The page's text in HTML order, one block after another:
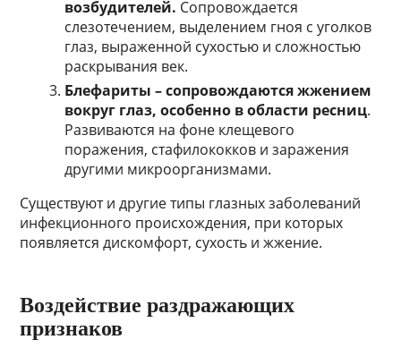
возбудителей. Сопровождается
слезотечением, выделением гноя с уголков
глаз, выраженной сухостью и сложностью
раскрывания век.
Блефариты – сопровождаются жжением
вокруг глаз, особенно в области ресниц.
Развиваются на фоне клещевого
поражения, стафилококков и заражения
другими микроорганизмами.
Существуют и другие типы глазных заболеваний
инфекционного происхождения, при которых
появляется дискомфорт, сухость и жжение.
Воздействие раздражающих
признаков